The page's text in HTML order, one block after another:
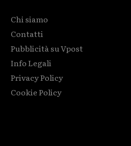
Chi siamo
Contatti
Pubblicità su Vpost
Info Legali
Privacy Policy
Cookie Policy